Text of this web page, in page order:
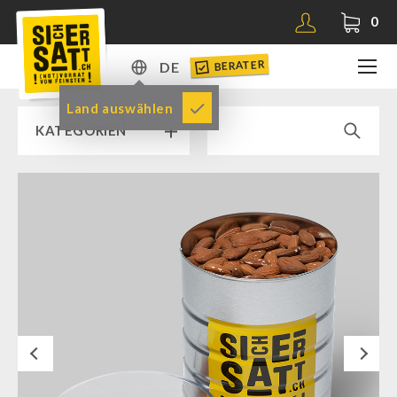
0
DE
DE
EN
Land auswählen
BERATER
KATEGORIEN
SICHERSATT PREMIUM NOTVORRAT
NR-72
Ergänzungs-Pakete
Next